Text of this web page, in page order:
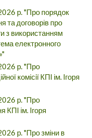
р. "Про порядок
та договорів про
з використанням
електронного
р. "Про
комісії КПІ ім. Ігоря
р. "Про
КПІ ім. Ігоря
р. "Про зміни в